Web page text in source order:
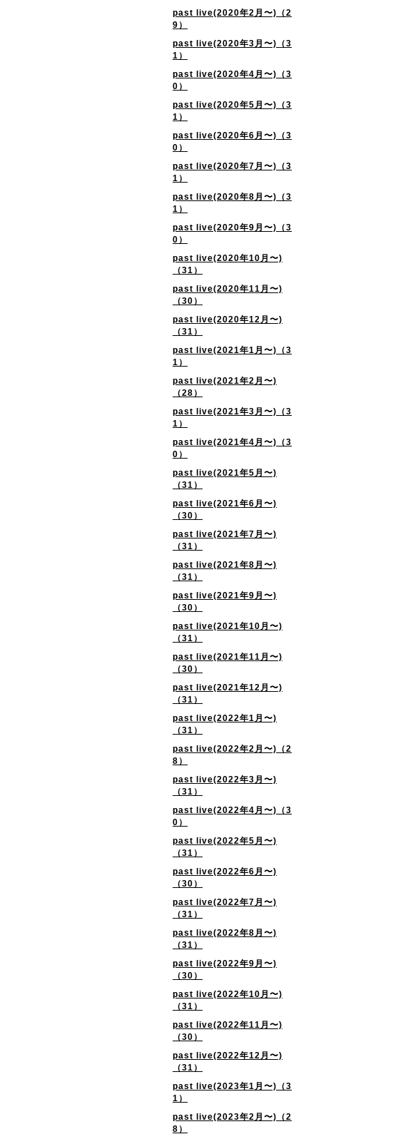
past live(2020年2月〜)（2
9）
past live(2020年3月〜)（3
1）
past live(2020年4月〜)（3
0）
past live(2020年5月〜)（3
1）
past live(2020年6月〜)（3
0）
past live(2020年7月〜)（3
1）
past live(2020年8月〜)（3
1）
past live(2020年9月〜)（3
0）
past live(2020年10月〜)
（31）
past live(2020年11月〜)
（30）
past live(2020年12月〜)
（31）
past live(2021年1月〜)（3
1）
past live(2021年2月〜)
（28）
past live(2021年3月〜)（3
1）
past live(2021年4月〜)（3
0）
past live(2021年5月〜)
（31）
past live(2021年6月〜)
（30）
past live(2021年7月〜)
（31）
past live(2021年8月〜)
（31）
past live(2021年9月〜)
（30）
past live(2021年10月〜)
（31）
past live(2021年11月〜)
（30）
past live(2021年12月〜)
（31）
past live(2022年1月〜)
（31）
past live(2022年2月〜)（2
8）
past live(2022年3月〜)
（31）
past live(2022年4月〜)（3
0）
past live(2022年5月〜)
（31）
past live(2022年6月〜)
（30）
past live(2022年7月〜)
（31）
past live(2022年8月〜)
（31）
past live(2022年9月〜)
（30）
past live(2022年10月〜)
（31）
past live(2022年11月〜)
（30）
past live(2022年12月〜)
（31）
past live(2023年1月〜)（3
1）
past live(2023年2月〜)（2
8）